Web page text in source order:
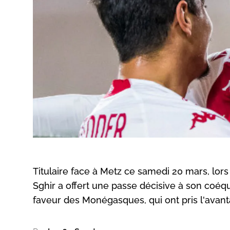
Titulaire face à Metz ce samedi 20 mars,
Sghir a offert une passe décisive à son
faveur des Monégasques, qui ont pris